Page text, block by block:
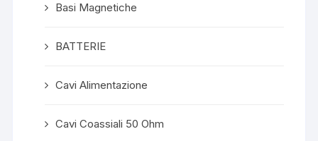
Basi Magnetiche
BATTERIE
Cavi Alimentazione
Cavi Coassiali 50 Ohm